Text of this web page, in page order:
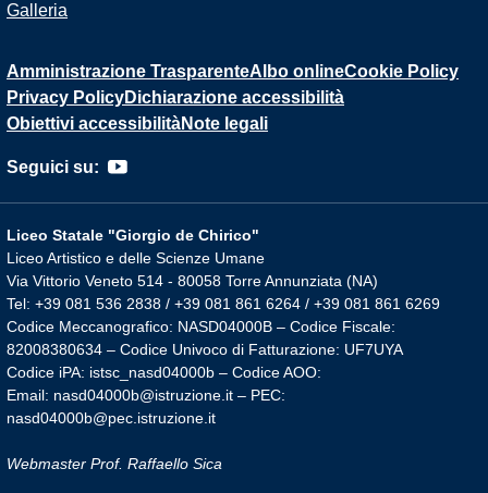
Galleria
Amministrazione TrasparenteAlbo onlineCookie Policy
Privacy PolicyDichiarazione accessibilità
Obiettivi accessibilitàNote legali
Seguici su:
Liceo Statale "Giorgio de Chirico"
Liceo Artistico e delle Scienze Umane
Via Vittorio Veneto 514 - 80058 Torre Annunziata (NA)
Tel: +39 081 536 2838 / +39 081 861 6264 / +39 081 861 6269
Codice Meccanografico: NASD04000B – Codice Fiscale:
82008380634 – Codice Univoco di Fatturazione: UF7UYA
Codice iPA: istsc_nasd04000b – Codice AOO:
Email: nasd04000b@istruzione.it – PEC:
nasd04000b@pec.istruzione.it
Webmaster Prof. Raffaello Sica